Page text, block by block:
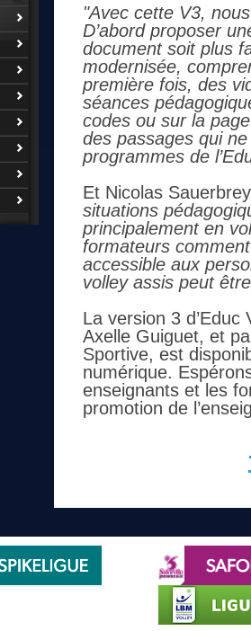
"Avec cette V3,
D’abord proposer
document soit plus
modernisée,
première fois, des
séances
codes ou sur la
des passages qui
programmes de
Et Nicolas
situations
principalement en
formateurs
accessible aux
volley assis peut
La version 3
Axelle Guiguet, et
Sportive, est
numérique.
enseignants et les
promotion de